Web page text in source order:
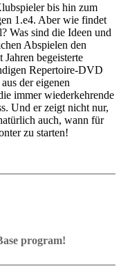
bis hin zum
1.e4. Aber wie findet
Was sind die Ideen und
Abspielen den
begeisterte
Repertoire-DVD
der eigenen
immer wiederkehrende
Und er zeigt nicht nur,
auch, wann für
zu starten!
strategischer
(2.d3) und dem
die Abtauschvariante
gegen 1.e4,
program with board
program!